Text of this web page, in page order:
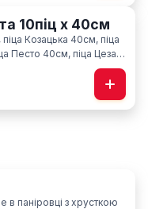
10піц х 40см
Козацька 40см, піца
Песто 40см, піца Цезар
40см, піца Фелічіта
40см, піца М'ясна
40см
в паніровці з хрусткою